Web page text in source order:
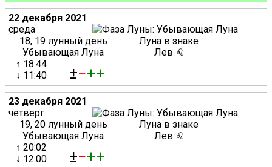
22 декабря 2021
среда
18, 19 лунный день
Убывающая Луна
Луна в знаке
Лев ♌
↑ 18:44
↓ 11:40
±−++
23 декабря 2021
четверг
19, 20 лунный день
Убывающая Луна
Луна в знаке
Лев ♌
↑ 20:02
↓ 12:00
±−++